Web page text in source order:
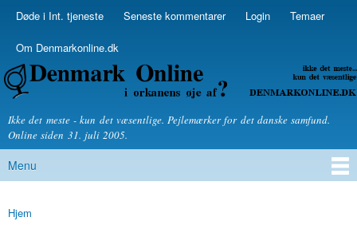
Skip to
Secondary menu
Døde i Int. tjeneste Seneste kommentarer Login Temaer
Om Denmarkonline.dk
Denmarkonline.dk - blognyheder om politik
Ikke det meste - kun det væsentlige. Pejlemærker for det danske samfund.
Online siden 31. juli 2005.
Main menu
Menu
You are here
Hjem